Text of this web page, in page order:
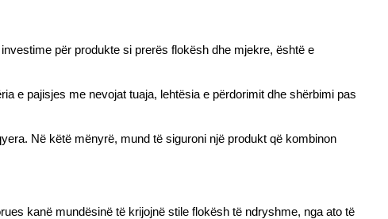
për produkte si prerës flokësh dhe mjekre, është e
e pajisjes me nevojat tuaja, lehtësia e përdorimit dhe shërbimi pas
Në këtë mënyrë, mund të siguroni një produkt që kombinon
kanë mundësinë të krijojnë stile flokësh të ndryshme, nga ato të